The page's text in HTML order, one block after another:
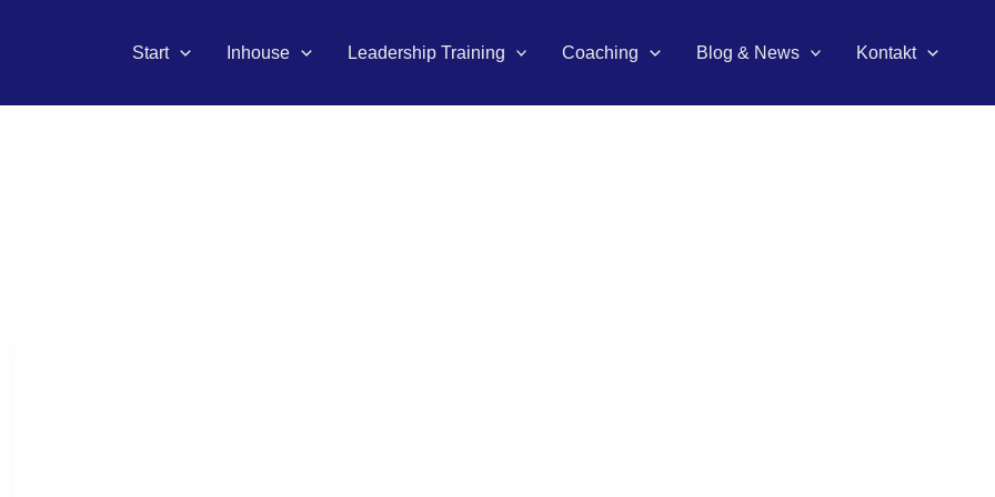
Start Inhouse Leadership Training Coaching Blog & News Kontakt